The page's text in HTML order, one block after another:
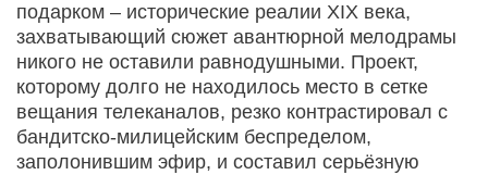
подарком – исторические реалии XIX века,
захватывающий сюжет авантюрной мелодрамы
никого не оставили равнодушными. Проект,
которому долго не находилось место в сетке
вещания телеканалов, резко контрастировал с
бандитско-милицейским беспределом,
заполонившим эфир, и составил серьёзную